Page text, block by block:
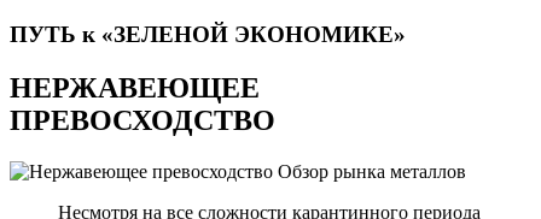
ПУТЬ к «ЗЕЛЕНОЙ ЭКОНОМИКЕ»
НЕРЖАВЕЮЩЕЕ
ПРЕВОСХОДСТВО
Обзор рынка металлов
Несмотря на все сложности карантинного периода